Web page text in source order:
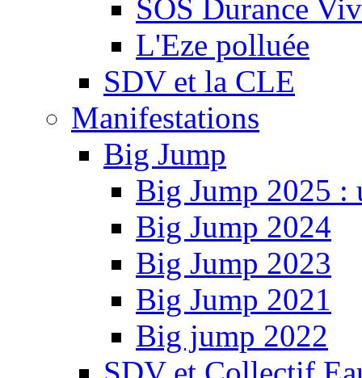
SOS Durance
L'Eze polluée
SDV et la CLE
Manifestations
Big Jump
Big Jump 2025 :
Big Jump 2024
Big Jump 2023
Big Jump 2021
Big jump 2022